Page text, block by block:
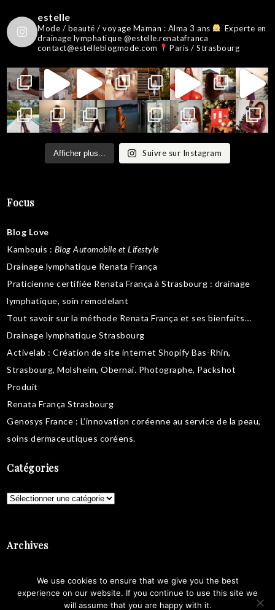
estelle
Mode / beauté / voyage Maman : Alma 3 ans
Experte en
drainage lymphatique @estelle.renatafranca
contact@estelleblogmode.com
Paris / Strasbourg
Afficher plus... Suivre sur Instagram
Focus
Blog Love
Kambouis : Blog Automobile et Lifestyle
Drainage lymphatique Renata França
Praticienne certifiée Renata França à Strasbourg : drainage
lymphatique, soin remodelant
Tout savoir sur la méthode Renata França et ses bienfaits…
Drainage lymphatique Strasbourg
Activelab : Création de site internet Shopify Bas-Rhin,
Strasbourg, Molsheim, Obernai. Photographe, Packshot
Produit
Renata França Strasbourg
Genosys France : L’innovation coréenne au service de la peau,
soins dermaceutiques coréens.
Catégories
Catégories
Archives
We use cookies to ensure that we give you the best
experience on our website. If you continue to use this site we
will assume that you are happy with it.